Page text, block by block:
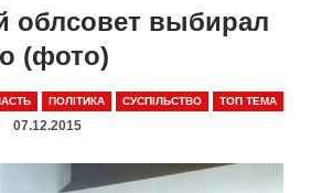
облсовет выбирал
(фото)
ПОЛІТИКА СУСПІЛЬСТВО ТОП ТЕМА
07.12.2015